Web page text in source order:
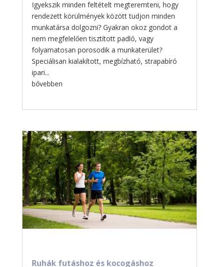
Igyekszik minden feltételt megteremteni, hogy
rendezett körülmények között tudjon minden
munkatársa dolgozni? Gyakran okoz gondot a
nem megfelelően tisztított padló, vagy
folyamatosan porosodik a munkaterület?
Speciálisan kialakított, megbízható, strapabíró
ipari...
bővebben
Ruhák futáshoz és kocogáshoz